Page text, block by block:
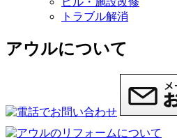
トラブル解消
アウルについて